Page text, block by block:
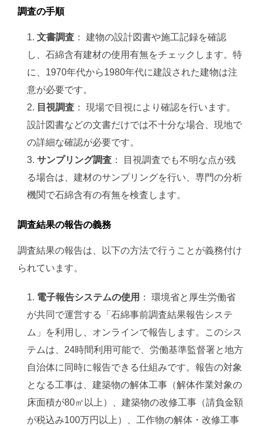
調査の手順
文書調査 ： 建物の設計図書や施工記録を確認
し、石綿含有建材の使用有無をチェックします。特
に、1970年代から1980年代に建設された建物は注
意が必要です​​。
目視調査 ： 現場で目視により確認を行います。
設計図書などの文書だけでは不十分な場合、現地で
の詳細な確認が必要です。
サンプリング調査 ： 目視調査でも不明な点が残
る場合は、建材のサンプリングを行い、専門の分析
機関で石綿含有の有無を検査します。
調査結果の報告の義務
調査結果の報告は、以下の方法で行うことが義務付け
られています。
電子報告システムの使用 ： 環境省と厚生労働省
が共同で運営する「石綿事前調査結果報告システ
ム」を利用し、オンラインで報告します。このシス
テムは、24時間利用可能で、労働基準監督署と地方
自治体に同時に報告できる仕組みです。 報告の対象
となる工事は、建築物の解体工事（解体作業対象の
床面積が80㎡以上）、建築物の改修工事（請負金額
が税込み100万円以上）、工作物の解体・改修工事